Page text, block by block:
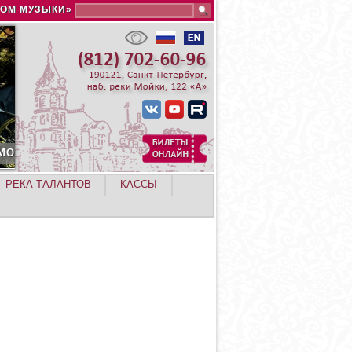
МУЗЫКИ»
РЕКА ТАЛАНТОВ
КАССЫ